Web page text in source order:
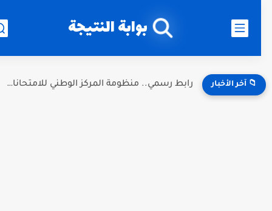
بوابة النتيجة
📁 آخر الأخبار رابط رسمي.. منظومة المركز الوطني للامتحانات نتائج الثانوية ليبيا 2026...